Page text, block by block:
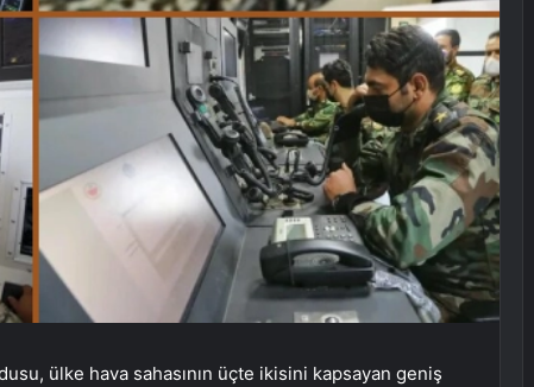
ülke hava sahasının üçte ikisini kapsayan geniş